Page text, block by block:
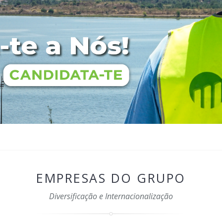
EMPRESAS DO GRUPO
Diversificação e Internacionalização